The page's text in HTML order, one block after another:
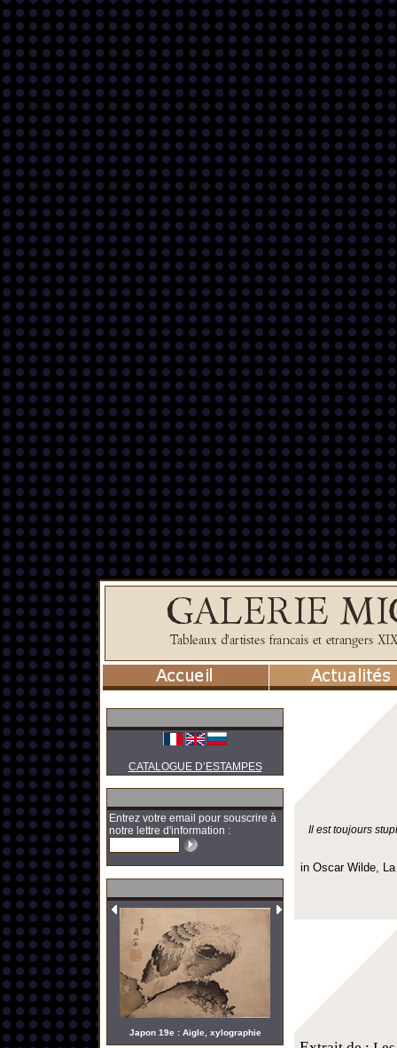
CATALOGUE D’ESTAMPES
Entrez votre email pour souscrire à
notre lettre d'information :
Japon 19e : Aigle, xylographie
Il est toujours
in Oscar Wilde,